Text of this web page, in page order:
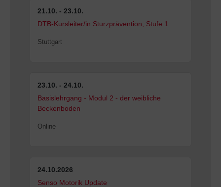
21.10. - 23.10.
DTB-Kursleiter/in Sturzprävention, Stufe 1
Stuttgart
23.10. - 24.10.
Basislehrgang - Modul 2 - der weibliche
Beckenboden
Online
24.10.2026
Senso Motorik Update